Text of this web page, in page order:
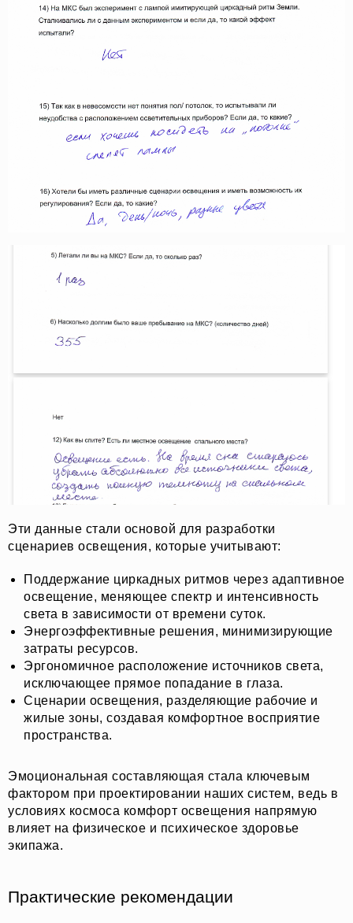
Эти данные стали основой для разработки
сценариев освещения, которые учитывают:
Поддержание циркадных ритмов через адаптивное
освещение, меняющее спектр и интенсивность
света в зависимости от времени суток.
Энергоэффективные решения, минимизирующие
затраты ресурсов.
Эргономичное расположение источников света,
исключающее прямое попадание в глаза.
Сценарии освещения, разделяющие рабочие и
жилые зоны, создавая комфортное восприятие
пространства.
Эмоциональная составляющая стала ключевым
фактором при проектировании наших систем, ведь в
условиях космоса комфорт освещения напрямую
влияет на физическое и психическое здоровье
экипажа.
Практические рекомендации